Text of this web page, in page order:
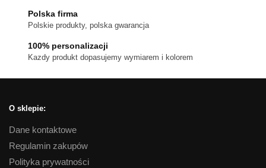
stronie
Polska firma
Polskie produkty, polska gwarancja
100% personalizacji
Kazdy produkt dopasujemy wymiarem i kolorem
O sklepie:
Dane kontaktowe
Regulamin zakupów
Polityka prywatności